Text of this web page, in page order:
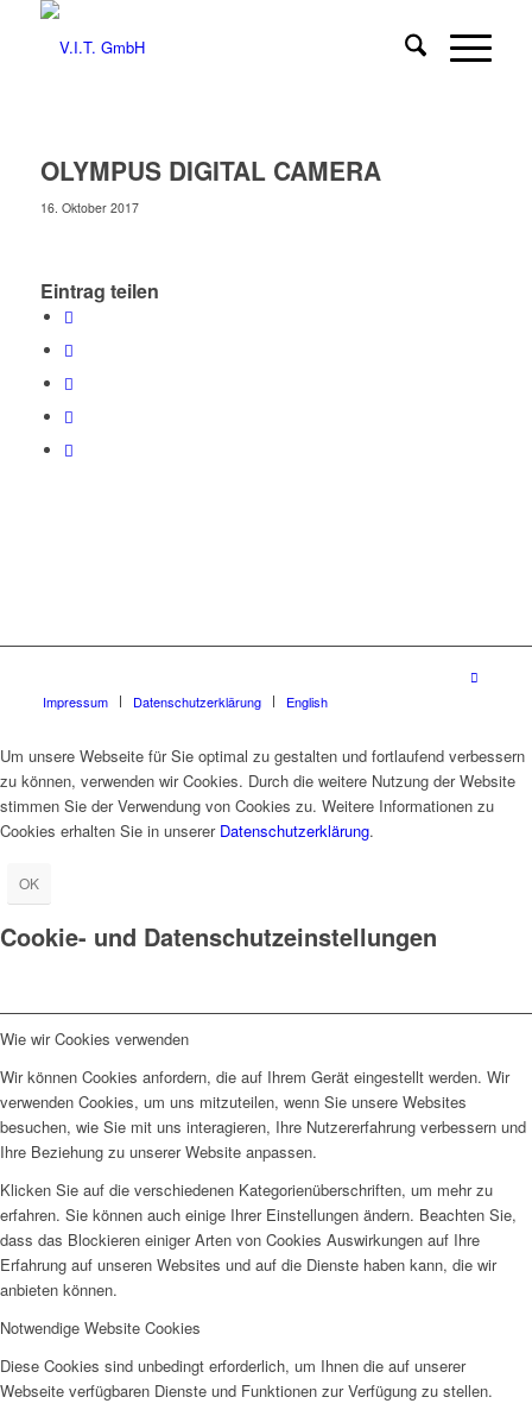
OLYMPUS DIGITAL CAMERA
16. Oktober 2017
Eintrag teilen
Impressum Datenschutzerklärung English
Um unsere Webseite für Sie optimal zu gestalten und fortlaufend verbessern
zu können, verwenden wir Cookies. Durch die weitere Nutzung der Website
stimmen Sie der Verwendung von Cookies zu. Weitere Informationen zu
Cookies erhalten Sie in unserer Datenschutzerklärung.
OK
Cookie- und Datenschutzeinstellungen
Wie wir Cookies verwenden
Wir können Cookies anfordern, die auf Ihrem Gerät eingestellt werden. Wir
verwenden Cookies, um uns mitzuteilen, wenn Sie unsere Websites
besuchen, wie Sie mit uns interagieren, Ihre Nutzererfahrung verbessern und
Ihre Beziehung zu unserer Website anpassen.
Klicken Sie auf die verschiedenen Kategorienüberschriften, um mehr zu
erfahren. Sie können auch einige Ihrer Einstellungen ändern. Beachten Sie,
dass das Blockieren einiger Arten von Cookies Auswirkungen auf Ihre
Erfahrung auf unseren Websites und auf die Dienste haben kann, die wir
anbieten können.
Notwendige Website Cookies
Diese Cookies sind unbedingt erforderlich, um Ihnen die auf unserer
Webseite verfügbaren Dienste und Funktionen zur Verfügung zu stellen.